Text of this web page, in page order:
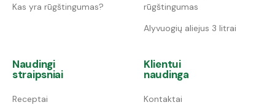
Kas yra rūgštingumas?
rūgštingumas
Alyvuogių aliejus 3 litrai
Naudingi
straipsniai
Receptai
Klientui
naudinga
Kontaktai